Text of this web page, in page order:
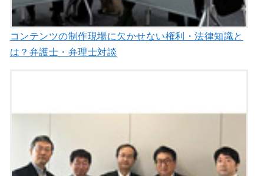
コンテンツの制作現場に欠かせない権利・法律知識と
は？弁護士・弁理士対談